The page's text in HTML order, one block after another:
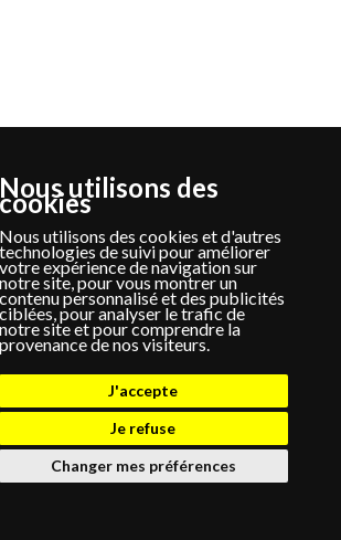
Nous utilisons des
cookies
Nous utilisons des cookies et d'autres
technologies de suivi pour améliorer
votre expérience de navigation sur
notre site, pour vous montrer un
contenu personnalisé et des publicités
ciblées, pour analyser le trafic de
notre site et pour comprendre la
provenance de nos visiteurs.
J'accepte
Je refuse
Changer mes préférences
2012 de la vente de pièces détachées
à Chaleur Panasonic et Sanyo